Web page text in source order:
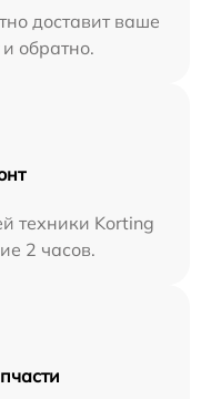
доставит ваше
обратно.
техники Korting
2 часов.